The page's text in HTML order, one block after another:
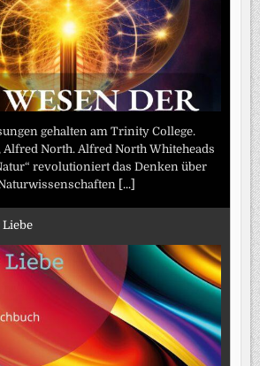
gehalten am Trinity College.
Alfred North. Alfred North Whiteheads
revolutioniert das Denken über
[...]